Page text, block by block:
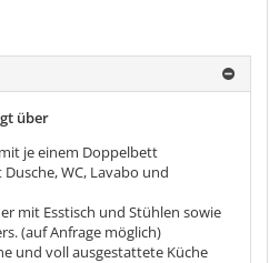
über
je einem Doppelbett
WC, Lavabo und
mit Esstisch und Stühlen sowie
(auf Anfrage möglich)
und voll ausgestattete Küche